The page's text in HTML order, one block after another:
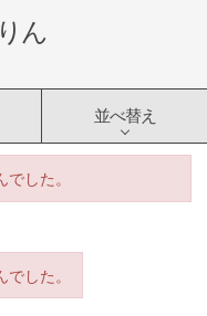
ん
並べ替え
した。
した。